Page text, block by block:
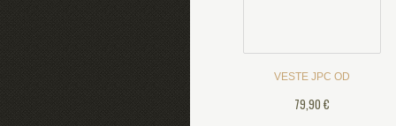
VESTE JPC OD
79,90 €